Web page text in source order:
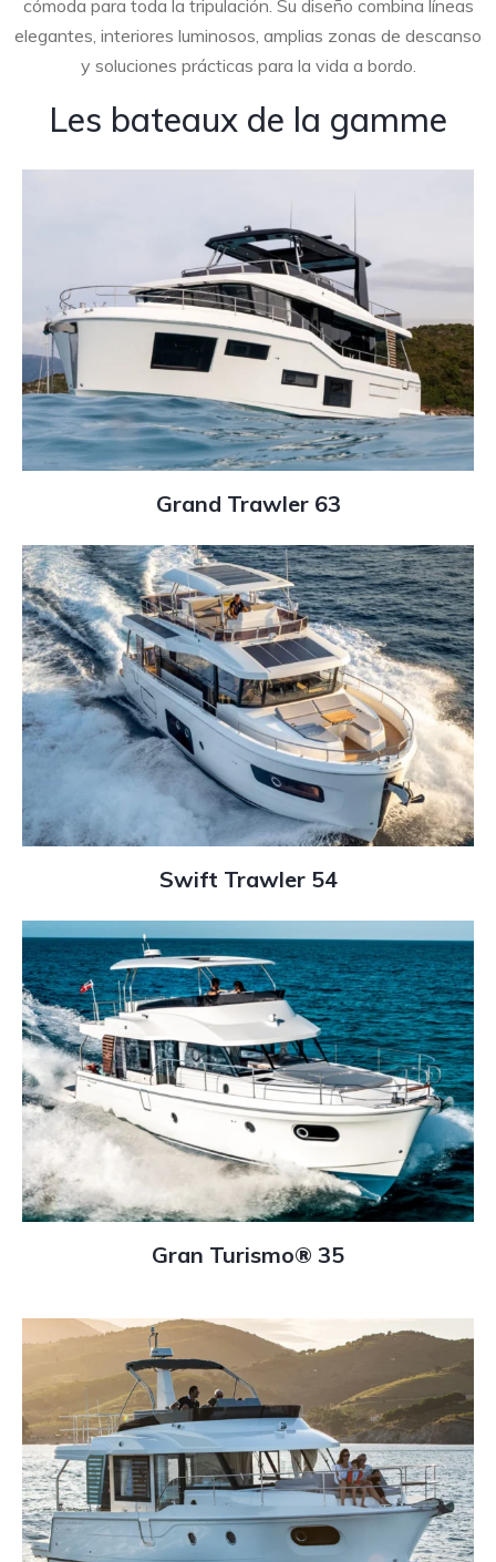
cómoda para toda la tripulación. Su diseño combina líneas
elegantes, interiores luminosos, amplias zonas de descanso
y soluciones prácticas para la vida a bordo.
Les bateaux de la gamme
Grand Trawler 63
Swift Trawler 54
Gran Turismo® 35